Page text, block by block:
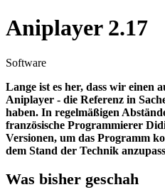
Aniplayer 2.17
Software
Lange ist es her, dass wir einen
Aniplayer - die Referenz in
haben. In regelmäßigen
französische Programmierer
Versionen, um das Programm
dem Stand der Technik
Was bisher geschah